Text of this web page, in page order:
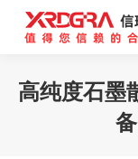
高纯度石墨